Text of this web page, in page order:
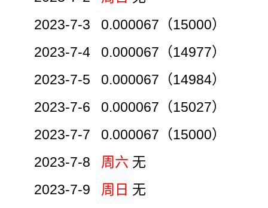
2023-7-3 0.000067（15000）
2023-7-4 0.000067（14977）
2023-7-5 0.000067（14984）
2023-7-6 0.000067（15027）
2023-7-7 0.000067（15000）
2023-7-8 周六 无
2023-7-9 周日 无